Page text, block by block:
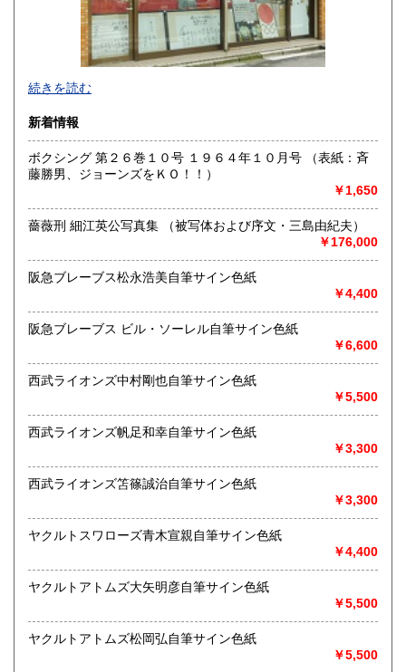
1,440円 大分県
1,440円 鹿児島県
沖縄県
色紙・掛軸・書簡・原稿・芸能人のサインなどの肉筆類、野
球をはじめスポーツ関連書籍やユニホーム・バット・グロー
沿線名：都営新宿線・三田線、東京メトロ半蔵門線
最寄駅：神保町駅A7出口徒歩3分・JRお茶の水駅徒歩8分
営業時間：11:00〜18:00
書籍の買取について
色紙・掛軸・書簡・原稿・芸能人のサインなどの肉筆類、野
球をはじめスポーツ関連の書籍やユニホーム・バット・グロ
ーブなどの実使用品・記念品を専門的に扱っています。
取り扱い分野
続きを読む
新着情報
ボクシング 第２６巻１０号 １９６４年１０月号 （表紙：斉
藤勝男、ジョーンズをＫＯ！！）
￥1,650
薔薇刑 細江英公写真集 （被写体および序文・三島由紀夫）
￥176,000
阪急ブレーブス松永浩美自筆サイン色紙
￥4,400
阪急ブレーブス ビル・ソーレル自筆サイン色紙
￥6,600
西武ライオンズ中村剛也自筆サイン色紙
￥5,500
西武ライオンズ帆足和幸自筆サイン色紙
￥3,300
西武ライオンズ笘篠誠治自筆サイン色紙
￥3,300
ヤクルトスワローズ青木宣親自筆サイン色紙
￥4,400
ヤクルトアトムズ大矢明彦自筆サイン色紙
￥5,500
ヤクルトアトムズ松岡弘自筆サイン色紙
￥5,500